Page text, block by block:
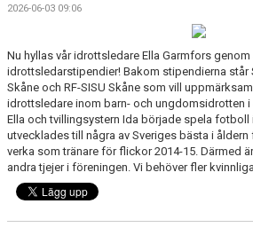
2026-06-03 09:06
Nu hyllas vår idrottsledare Ella Garmfors genom
idrottsledarstipendier! Bakom stipendierna
Skåne och RF-SISU Skåne som vill
idrottsledare inom barn- och ungdomsidrotten i
Ella och tvillingsystern Ida började spela fotboll
utvecklades till några av Sveriges bästa i åldern
verka som tränare för flickor 2014-15. Därmed
andra tjejer i föreningen. Vi behöver fler